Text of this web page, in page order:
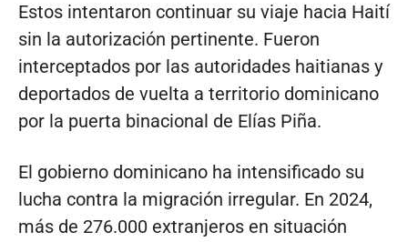
Estos intentaron continuar su viaje hacia Haití
sin la autorización pertinente. Fueron
interceptados por las autoridades haitianas y
deportados de vuelta a territorio dominicano
por la puerta binacional de Elías Piña.
El gobierno dominicano ha intensificado su
lucha contra la migración irregular. En 2024,
más de 276.000 extranjeros en situación